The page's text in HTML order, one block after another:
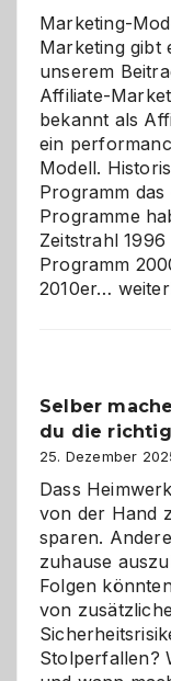
Marketing-
Marketing gibt
unserem
Affiliate-
bekannt als
ein
Modell.
Programm
Programme
Zeitstrahl
Programm
2010er…
und
Selber
du die
25. Dezember
Dass
von der Hand
sparen.
zuhause
Folgen
von
Stolperfallen?